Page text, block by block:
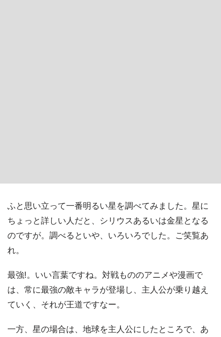
ふと思い立って一番明るい星を調べてみました。星に
ちょっと詳しい人だと、シリウスあるいは金星となる
のですが。調べるといや、いろいろでした。ご笑覧あ
れ。
最強!。いい言葉ですね。対戦もののアニメや漫画で
は、常に最強の敵キャラが登場し、主人公が乗り越え
ていく、それが王道ですなー。
一方、星の場合は、地球を主人公にしたところで、あ